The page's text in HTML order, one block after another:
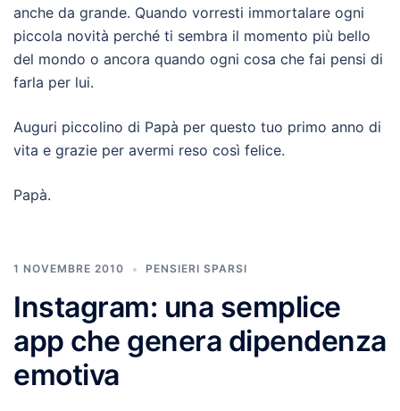
anche da grande. Quando vorresti immortalare ogni
piccola novità perché ti sembra il momento più bello
del mondo o ancora quando ogni cosa che fai pensi di
farla per lui.
Auguri piccolino di Papà per questo tuo primo anno di
vita e grazie per avermi reso così felice.
Papà.
1 NOVEMBRE 2010 PENSIERI SPARSI
Instagram: una semplice
app che genera dipendenza
emotiva